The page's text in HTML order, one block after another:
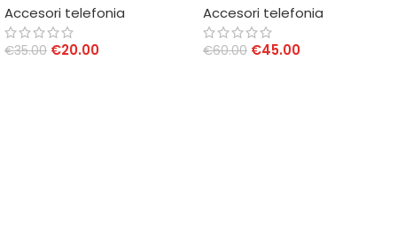
Accesori telefonia
€35.00 €20.00
Accesori telefonia
€60.00 €45.00